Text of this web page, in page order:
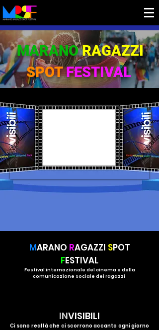
MARANO RAGAZZI
SPOT FESTIVAL
MARANO RAGAZZI SPOT
FESTIVAL
Festival internazionale del cinema e della
comunicazione sociale dei ragazzi
INVISIBILI
Ci sono realtà che ci scorrono accanto ogni giorno